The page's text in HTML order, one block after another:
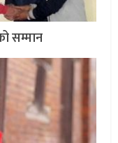
सम्मान